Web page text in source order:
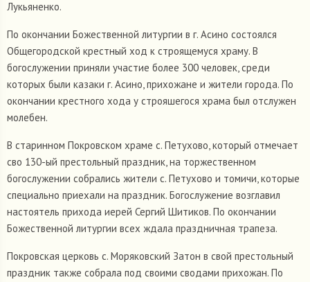
Лукьяненко.
По окончании Божественной литургии в г. Асино состоялся
Общегородской крестный ход к строящемуся храму. В
богослужении приняли участие более 300 человек, среди
которых были казаки г. Асино, прихожане и жители города. По
окончании крестного хода у строяшегося храма был отслужен
молебен.
В старинном Покровском храме с. Петухово, который отмечает
сво 130-ый престольный праздник, на торжественном
богослужении собрались жители с. Петухово и томичи, которые
специально приехали на праздник. Богослужение возглавил
настоятель прихода иерей Сергий Шитиков. По окончании
Божественной литургии всех ждала праздничная трапеза.
Покровская церковь с. Моряковский Затон в свой престольный
праздник также собрала под своими сводами прихожан. По